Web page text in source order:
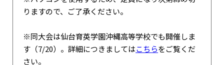
りますので、ご了承ください。
※同大会は仙台育英学園沖縄高等学校でも開催しま
す（7/20）。詳細につきましてはこちらをご覧くだ
さい。